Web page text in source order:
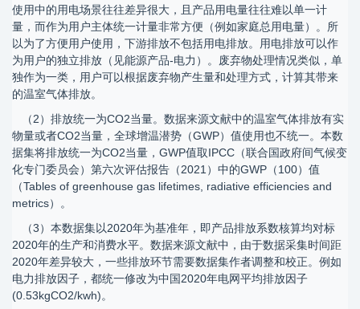
使用中的用电场景往往差异很大，且产品用电量往往难以单一计
量，而作为用户主体统一计量非常方便（例如家庭总用电量）。所
以为了方便用户使用，下游排放不包括用电排放。用电排放可以作
为用户的独立排放（见能源产品-电力）。废弃物处理情况类似，单
独作为一类，用户可以根据废弃物产生量和处理方式，计算其带来
的温室气体排放。
（2）排放统一为CO2当量。数据来源文献中的温室气体排放有实
物量或者CO2当量，全球增温潜势（GWP）值使用也不统一。本数
据集将排放统一为CO2当量，GWP值取IPCC（联合国政府间气候变
化专门委员会）第六次评估报告（2021）中的GWP（100）值
（Tables of greenhouse gas lifetimes, radiative efficiencies and
metrics）。
（3）本数据集以2020年为基准年，即产品排放系数核算均对标
2020年的生产和消费水平。数据来源文献中，由于数据采集时间距
2020年差异较大，一些排放环节需要数据集作者调整和校正。例如
电力排放因子，都统一修改为中国2020年电网平均排放因子
(0.53kgCO2/kwh)。